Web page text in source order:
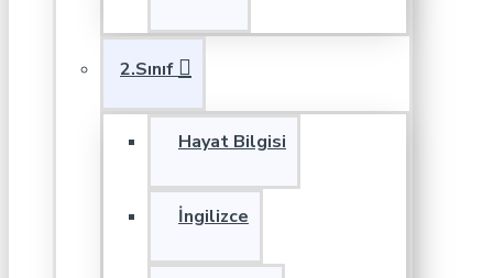
2.Sınıf
Hayat Bilgisi
İngilizce